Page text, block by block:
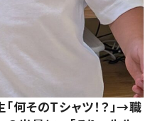
何そのTシャツ！？」→職